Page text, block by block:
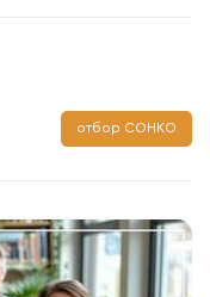
отбор СОНКО